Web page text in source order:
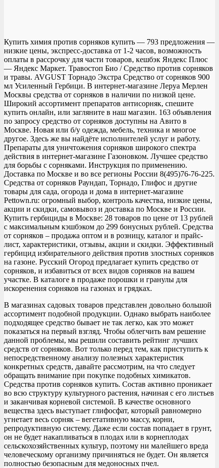
Купить химия против сорняков купить — 793 предложения —
низкие цены, экспресс-доставка от 1-2 часов, возможность
оплаты в рассрочку для части товаров, кешбэк Яндекс Плюс
— Яндекс Маркет. Травостоп Био / Средство против сорняков
и травы. AVGUST Торнадо Экстра Средство от сорняков 900
мл Усиленный Гербици. В интернет-магазине Леруа Мерлен
Москвы средства от сорняков в наличии по низкой цене.
Широкий ассортимент препаратов антисорняк, спешите
купить онлайн, или загляните в наш магазин. 163 объявления
по запросу средство от сорняков доступны на Авито в
Москве. Новая или б/у одежда, мебель, техника и многое
другое. Здесь же вы найдёте исполнителей услуг и работу.
Препараты для уничтожения сорняков широкого спектра
действия в интернет-магазине Газоновком. Лучшее средство
для борьбы с сорняками. Инструкция по применению.
Доставка по Москве и во все регионы России 8(495)76-76-225.
Средства от сорняков Раундап, Торнадо, Глифос и другие
товары для сада, огорода и дома в интернет-магазине
Pettown.ru: огромный выбор, контроль качества, низкие цены,
акции и скидки, самовывоз и доставка по Москве и России.
Купить гербициды в Москве: 28 товаров по цене от 13 рублей
с максимальным кэшбэком до 299 бонусных рублей. Средства
от сорняков – продажа оптом и в розницу, каталог и прайс-
лист, характеристики, отзывы, акции и скидки. Эффективный
гербицид избирательного действия против злостных сорняков
на газоне. Русский Огород предлагает купить средство от
сорняков, и избавиться от всех видов сорняков на вашем
участке. В каталоге в продаже порошки и гранулы для
искоренения сорняков на газонах и грядках.
В магазинах садовых товаров представлен довольно большой
ассортимент подобной продукции. Однако выбрать наиболее
подходящее средство бывает не так легко, как это может
показаться на первый взгляд. Чтобы облегчить вам решение
данной проблемы, мы решили составить рейтинг лучших
средств от сорняков. Вот только перед тем, как приступить к
непосредственному анализу полезных характеристик
конкретных средств, давайте рассмотрим, на что следует
обращать внимание при покупке подобных химикатов.
Средства против сорняков купить. Состав активно проникает
во всю структуру культурного растения, начиная с его листьев
и заканчивая корневой системой. В качестве основного
вещества здесь выступает глифосфат, который равномерно
угнетает весь сорняк – вегетативную массу, корни,
репродуктивную систему. Даже если состав попадает в грунт,
он не будет накапливаться в плодах или в корнеплодах
сельскохозяйственных культур, поэтому ни малейшего вреда
человеческому организму причиняться не будет. Он является
полностью безопасным для медоносных пчел.